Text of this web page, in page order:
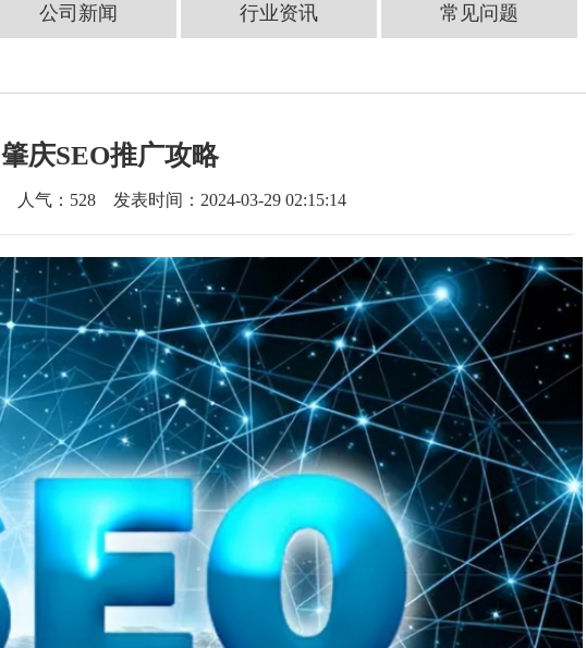
公司新闻 行业资讯 常见问题
肇庆SEO推广攻略
人气： 528 发表时间：2024-03-29 02:15:14